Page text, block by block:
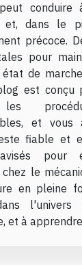
conduire
et, dans le
précoce.
pour
de
est conçu
et vous
fiable et
pour
chez le
en pleine
l'univers
et à